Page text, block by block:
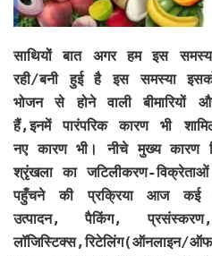
साथियों बात अगर हम इस
रही/बनी हुई है इस समस्या
भोजन से होने वाली
हैं,इनमें पारंपरिक कारण भी
नए कारण भी। नीचे मुख्य कारण
श्रृंखला का जटिलीकरण-
पहुँचने की प्रक्रिया आज कई
उत्पादन, पैकिंग,
लॉजिस्टिक्स,रिटेलिंग(ऑनलाइन/